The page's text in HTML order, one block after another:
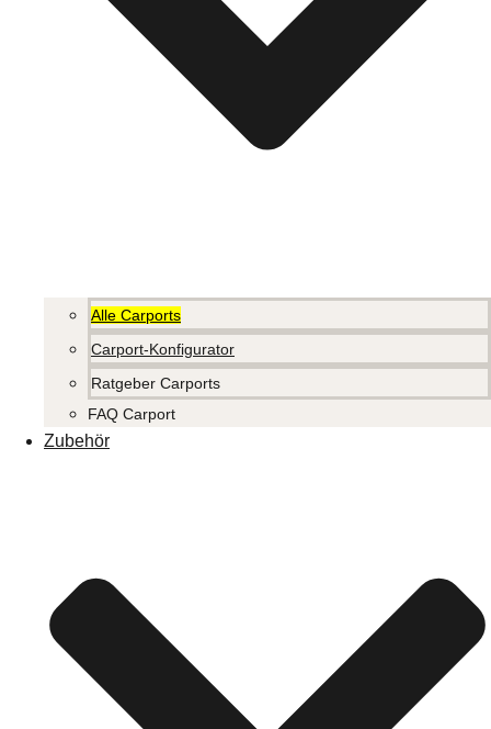
Alle Carports
Carport-Konfigurator
Ratgeber Carports
FAQ Carport
Zubehör